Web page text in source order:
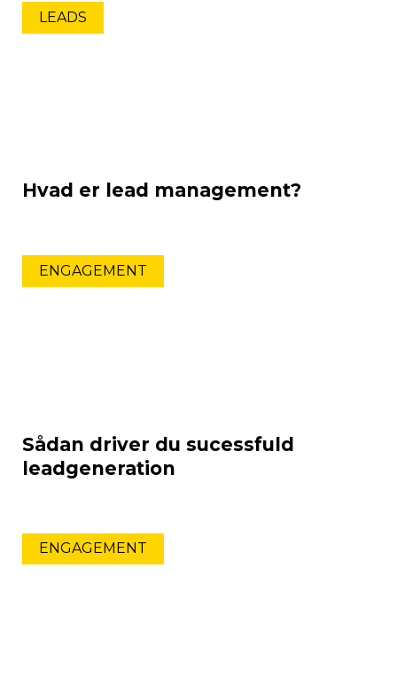
LEADS
Hvad er lead management?
ENGAGEMENT
Sådan driver du sucessfuld
leadgeneration
ENGAGEMENT